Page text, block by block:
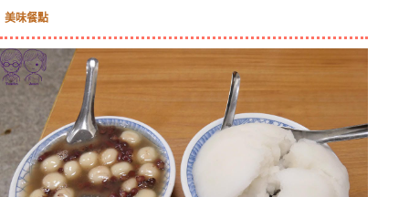
美味餐點